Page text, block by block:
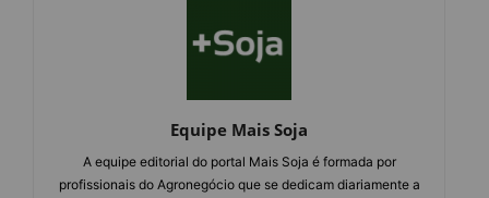
Equipe Mais Soja
A equipe editorial do portal Mais Soja é formada por
profissionais do Agronegócio que se dedicam diariamente a